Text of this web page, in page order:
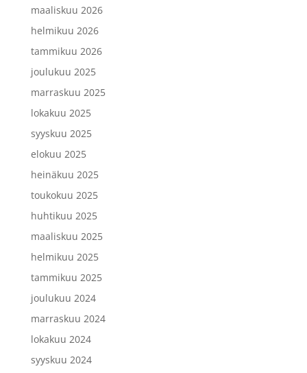
maaliskuu 2026
helmikuu 2026
tammikuu 2026
joulukuu 2025
marraskuu 2025
lokakuu 2025
syyskuu 2025
elokuu 2025
heinäkuu 2025
toukokuu 2025
huhtikuu 2025
maaliskuu 2025
helmikuu 2025
tammikuu 2025
joulukuu 2024
marraskuu 2024
lokakuu 2024
syyskuu 2024